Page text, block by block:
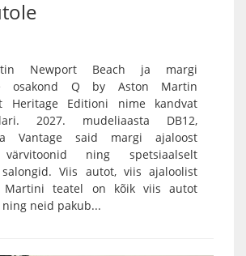
Newport Beach ja margi
osakond Q by Aston Martin
Heritage Editioni nime kandvat
2027. mudeliaasta DB12,
Vantage said margi ajaloost
ning spetsiaalselt
Viis autot, viis ajaloolist
Martini teatel on kõik viis autot
neid pakub...